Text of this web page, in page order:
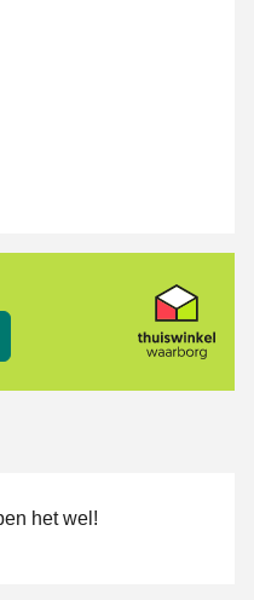
het wel!